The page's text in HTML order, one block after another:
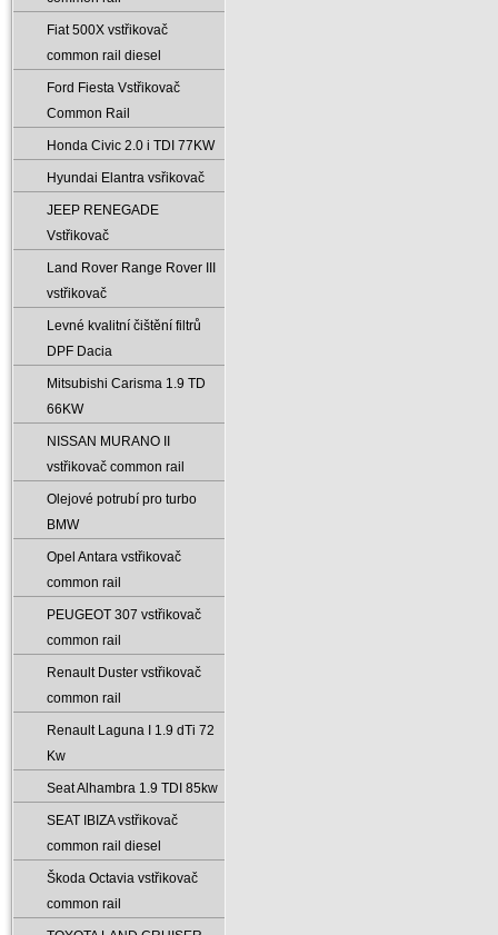
Fiat 500X vstřikovač
common rail diesel
Ford Fiesta Vstřikovač
Common Rail
Honda Civic 2.0 i TDI 77KW
Hyundai Elantra vsřikovač
JEEP RENEGADE
Vstřikovač
Land Rover Range Rover III
vstřikovač
Levné kvalitní čištění filtrů
DPF Dacia
Mitsubishi Carisma 1.9 TD
66KW
NISSAN MURANO II
vstřikovač common rail
Olejové potrubí pro turbo
BMW
Opel Antara vstřikovač
common rail
PEUGEOT 307 vstřikovač
common rail
Renault Duster vstřikovač
common rail
Renault Laguna I 1.9 dTi 72
Kw
Seat Alhambra 1.9 TDI 85kw
SEAT IBIZA vstřikovač
common rail diesel
Škoda Octavia vstřikovač
common rail